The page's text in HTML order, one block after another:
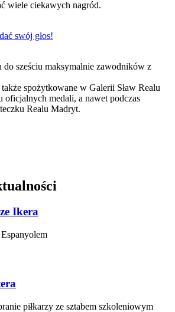
wiele ciekawych nagród.
swój głos!
do sześciu maksymalnie zawodników z
spożytkowane w Galerii Sław Realu
medali, a nawet podczas
Realu Madryt.
Ikera
piłkarzy ze sztabem szkoleniowym